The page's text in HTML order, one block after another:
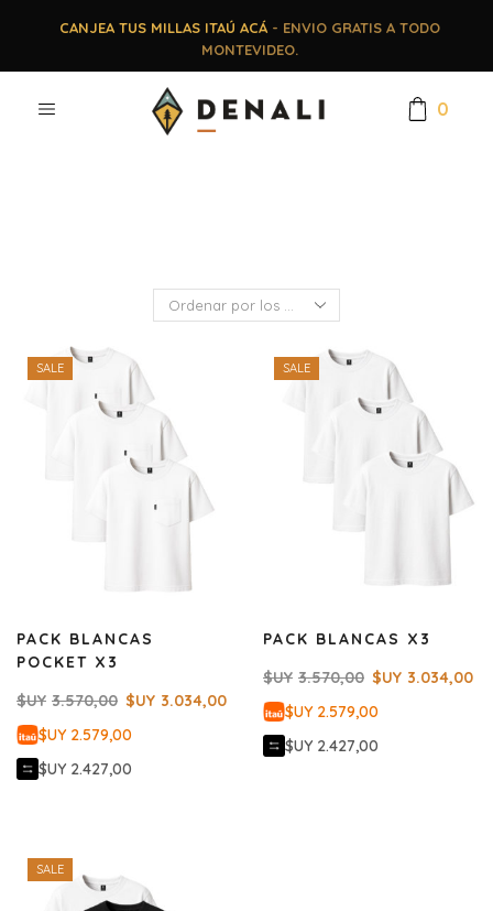
CANJEA TUS MILLAS ITAÚ ACÁ- ENVIO GRATIS A TODO
MONTEVIDEO.
0
SALE
PACK BLANCAS
POCKET X3
$UY 3.570,00 $UY 3.034,00
$UY 2.579,00
$UY 2.427,00
SALE
PACK BLANCAS X3
$UY 3.570,00 $UY 3.034,00
$UY 2.579,00
$UY 2.427,00
SALE